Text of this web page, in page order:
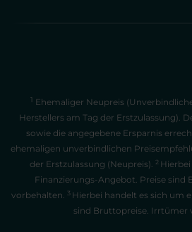
1 Ehemaliger Neupreis
Herstellers am Tag der Erstzulassung).
sowie die angegebene Ersparnis
ehemaligen unverbindlichen
der Erstzulassung (Neupreis). 2
Finanzierungs-Angebot. Preise sind
vorbehalten. 3 Hierbei handelt es sich um
sind Bruttopreise. Irrtümer